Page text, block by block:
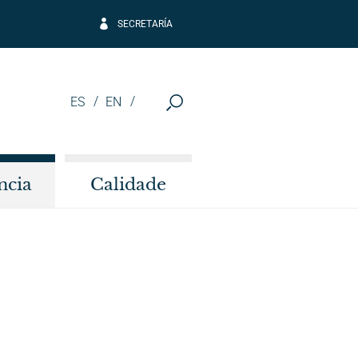
SECRETARÍA
ES EN
Calidade